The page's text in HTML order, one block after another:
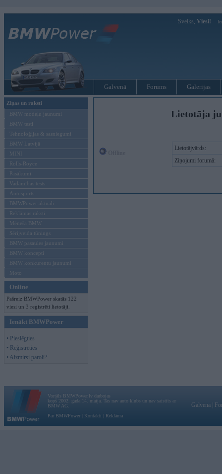
Sveiks, Viesi!
Galvenā Forums Galerijas
Ziņas un raksti
BMW modeļu jaunumi
BMW testi
Tehnoloģijas & sasniegumi
BMW Latvijā
MINI
Rolls-Royce
Pasākumi
Vadāmības tests
Autosports
BMWPower aktuāli
Reklāmas raksti
Mēneša BMW
Sērijveida tūnings
BMW pasaules jaunumi
BMW koncepti
BMW konkurentu jaunumi
Moto
Online
Pašreiz BMWPower skatās 122
viesi un 3 reģistrēti lietotāji.
Ienākt BMWPower
• Pieslēgties
• Reģistrēties
• Aizmirsi paroli?
Lietotāja
Lietotājvārds:
Ziņojumi forumā:
Vortāls BMWPower.lv darbojas
kopš 2002. gada 14. maija. Tas nav auto klubs un nav saistīts ar
BMW AG.
Par BMWPower
Kontakti Reklāma
Galvena